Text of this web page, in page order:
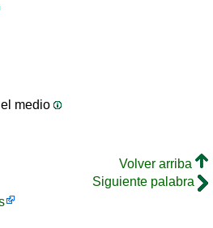
medio
Volver arriba
Siguiente palabra